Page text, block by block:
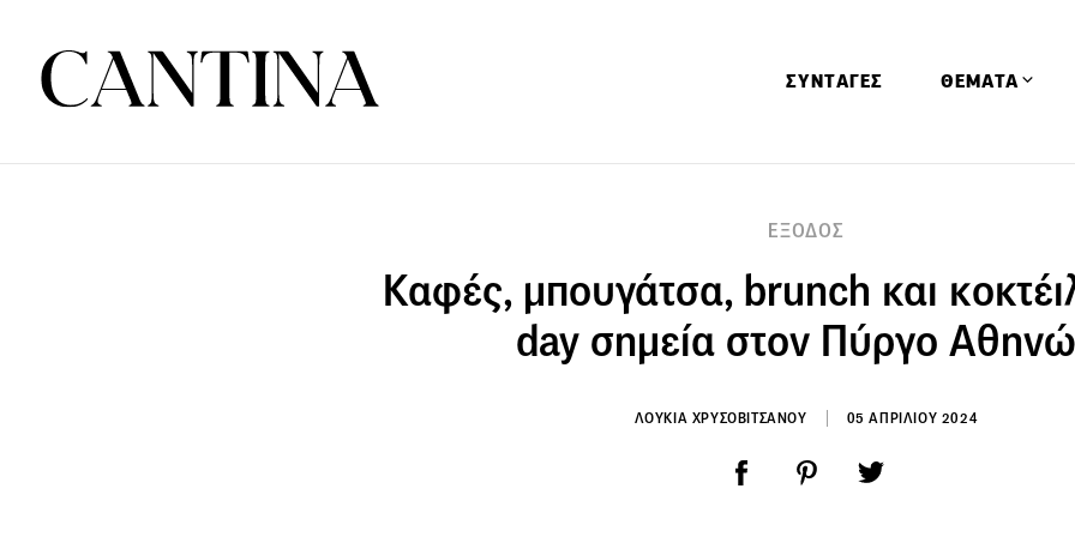
ΣΥΝΤΑΓΕΣ ΘΕΜΑΤΑ
Ειδήσεις
Έρευνες
ΕΞΟΔΟΣ
Καφές, μπουγάτσα, brunch και
day σημεία στον Πύργο
ΛΟΥΚΙΑ ΧΡΥΣΟΒΙΤΣΑΝΟΥ 05 ΑΠΡΙΛΙΟΥ 2024